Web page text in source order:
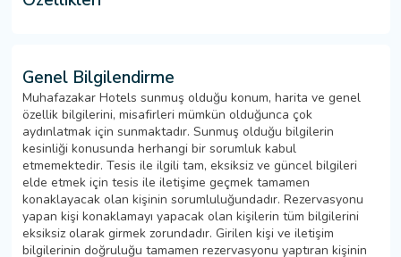
Genel Bilgilendirme
Muhafazakar Hotels sunmuş olduğu konum, harita ve genel
özellik bilgilerini, misafirleri mümkün olduğunca çok
aydınlatmak için sunmaktadır. Sunmuş olduğu bilgilerin
kesinliği konusunda herhangi bir sorumluk kabul
etmemektedir. Tesis ile ilgili tam, eksiksiz ve güncel bilgileri
elde etmek için tesis ile iletişime geçmek tamamen
konaklayacak olan kişinin sorumluluğundadır. Rezervasyonu
yapan kişi konaklamayı yapacak olan kişilerin tüm bilgilerini
eksiksiz olarak girmek zorundadır. Girilen kişi ve iletişim
bilgilerinin doğruluğu tamamen rezervasyonu yaptıran kişinin